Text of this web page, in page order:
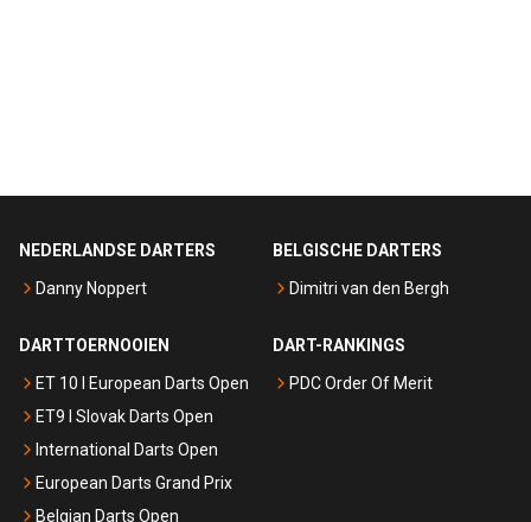
NEDERLANDSE DARTERS
Danny Noppert
BELGISCHE DARTERS
Dimitri van den Bergh
DARTTOERNOOIEN
ET 10 I European Darts Open
ET9 I Slovak Darts Open
International Darts Open
European Darts Grand Prix
Belgian Darts Open
DART-RANKINGS
PDC Order Of Merit